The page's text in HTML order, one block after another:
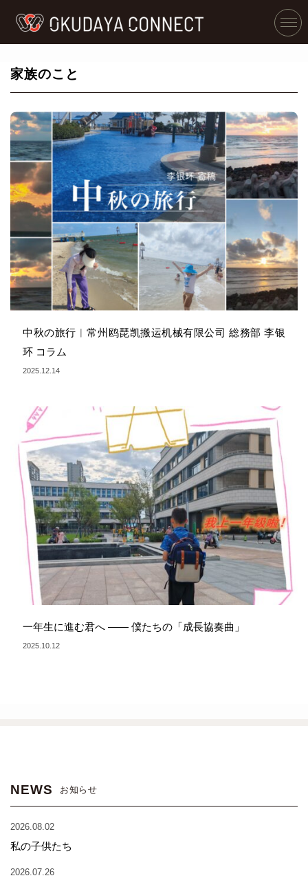
家族のこと
中秋の旅行︱常州鸥琵凯搬运机械有限公司 総務部 李银
环 コラム
2025.12.14
一年生に進む君へ —— 僕たちの「成長協奏曲」
2025.10.12
NEWS お知らせ
2026.08.02
私の子供たち
2026.07.26